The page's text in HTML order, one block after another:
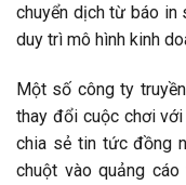
chuyển dịch từ báo in
duy trì mô hình kinh
Một số công ty
thay đổi cuộc chơi
chia sẻ tin tức đồng
chuột vào quảng cáo